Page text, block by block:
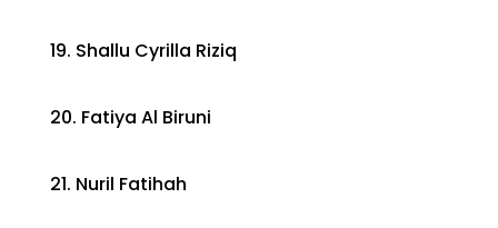
19. Shallu Cyrilla Riziq
20. Fatiya Al Biruni
21. Nuril Fatihah